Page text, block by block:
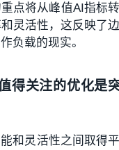
点将从峰值AI指标
灵活性，这反映了
负载的现实。
得关注的优化是
和灵活性之间取得